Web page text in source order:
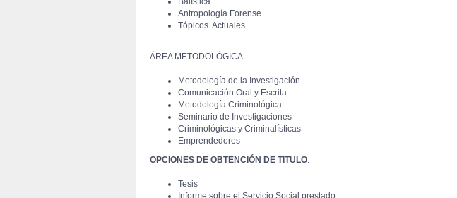
Antropología Forense
Tópicos Actuales
ÁREA METODOLÓGICA
Metodología de la Investigación
Comunicación Oral y Escrita
Metodología Criminológica
Seminario de Investigaciones
Criminológicas y Criminalísticas
Emprendedores
OPCIONES DE OBTENCIÓN DE TITULO:
Tesis
Informe sobre el Servicio Social prestado